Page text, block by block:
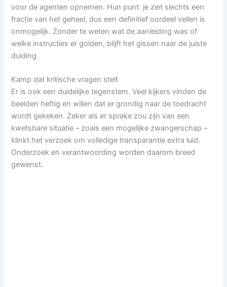
voor de agenten opnemen. Hun punt: je ziet slechts een
fractie van het geheel, dus een definitief oordeel vellen is
onmogelijk. Zonder te weten wat de aanleiding was of
welke instructies er golden, blijft het gissen naar de juiste
duiding.
Kamp dat kritische vragen stelt
Er is ook een duidelijke tegenstem. Veel kijkers vinden de
beelden heftig en willen dat er grondig naar de toedracht
wordt gekeken. Zeker als er sprake zou zijn van een
kwetsbare situatie – zoals een mogelijke zwangerschap –
klinkt het verzoek om volledige transparantie extra luid.
Onderzoek en verantwoording worden daarom breed
gewenst.